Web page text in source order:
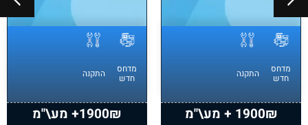
מדחס
חדש התקנה
1900₪ + מע\"מ
מדחס
חדש התקנה
1900₪+ מע\"מ